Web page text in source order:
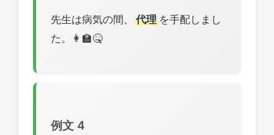
先生は病気の間、 代理を手配しまし
た。👩‍🏫🤒
例文 4